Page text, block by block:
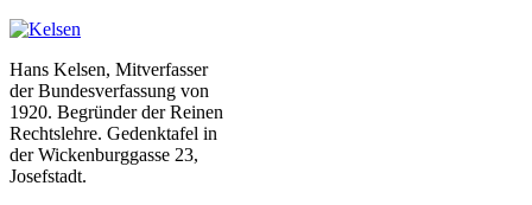
Hans Kelsen, Mitverfasser
der Bundesverfassung von
1920. Begründer der Reinen
Rechtslehre. Gedenktafel in
der Wickenburggasse 23,
Josefstadt.